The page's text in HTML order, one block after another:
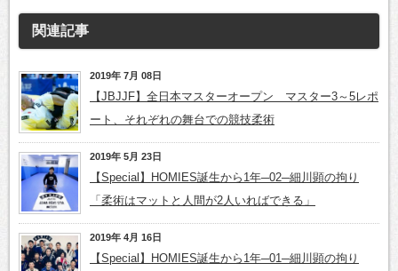
関連記事
2019年 7月 08日
【JBJJF】全日本マスターオープン マスター3～5レポ
ート、それぞれの舞台での競技柔術
2019年 5月 23日
【Special】HOMIES誕生から1年─02─細川顕の拘り
「柔術はマットと人間が2人いればできる」
2019年 4月 16日
【Special】HOMIES誕生から1年─01─細川顕の拘り